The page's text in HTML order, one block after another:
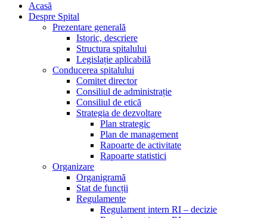
Acasă
Despre Spital
Prezentare generală
Istoric, descriere
Structura spitalului
Legislație aplicabilă
Conducerea spitalului
Comitet director
Consiliul de administrație
Consiliul de etică
Strategia de dezvoltare
Plan strategic
Plan de management
Rapoarte de activitate
Rapoarte statistici
Organizare
Organigramă
Stat de funcții
Regulamente
Regulament intern RI – decizie